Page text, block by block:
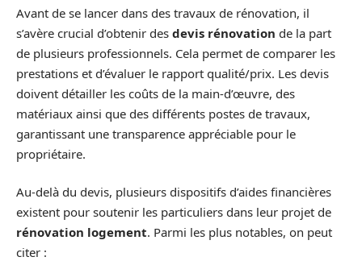
Avant de se lancer dans des travaux de rénovation, il
s’avère crucial d’obtenir des devis rénovation de la part
de plusieurs professionnels. Cela permet de comparer les
prestations et d’évaluer le rapport qualité/prix. Les devis
doivent détailler les coûts de la main-d’œuvre, des
matériaux ainsi que des différents postes de travaux,
garantissant une transparence appréciable pour le
propriétaire.
Au-delà du devis, plusieurs dispositifs d’aides financières
existent pour soutenir les particuliers dans leur projet de
rénovation logement. Parmi les plus notables, on peut
citer :